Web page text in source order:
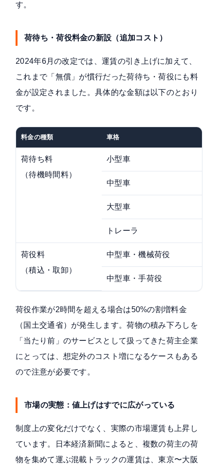
す。
荷待ち・荷役料金の新設（追加コスト）
2024年6月の改定では、運賃の引き上げに加えて、
これまで「無償」が慣行だった荷待ち・荷役にも料
金が設定されました。具体的な金額は以下のとおり
です。
料金の種類 車格
荷待ち料
（待機時間料）
小型車
中型車
大型車
トレーラ
荷役料
（積込・取卸）
中型車・機械荷役
中型車・手荷役
荷役作業が2時間を超える場合は50%の割増料金
（国土交通省） が発生します。荷物の積み下ろしを
「当たり前」のサービスとして扱ってきた荷主企業
にとっては、想定外のコスト増になるケースもある
ので注意が必要です。
市場の実態：値上げはすでに広がっている
制度上の変化だけでなく、実際の市場運賃も上昇し
ています。日本経済新聞によると、複数の荷主の荷
物を集めて運ぶ混載トラックの運賃は、東京〜大阪